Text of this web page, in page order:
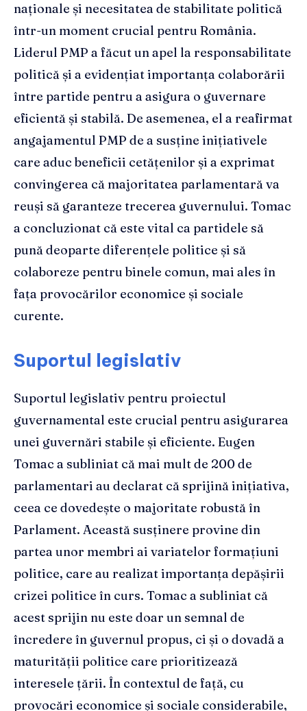
naționale și necesitatea de stabilitate politică
într-un moment crucial pentru România.
Liderul PMP a făcut un apel la responsabilitate
politică și a evidențiat importanța colaborării
între partide pentru a asigura o guvernare
eficientă și stabilă. De asemenea, el a reafirmat
angajamentul PMP de a susține inițiativele
care aduc beneficii cetățenilor și a exprimat
convingerea că majoritatea parlamentară va
reuși să garanteze trecerea guvernului. Tomac
a concluzionat că este vital ca partidele să
pună deoparte diferențele politice și să
colaboreze pentru binele comun, mai ales în
fața provocărilor economice și sociale
curente.
Suportul legislativ
Suportul legislativ pentru proiectul
guvernamental este crucial pentru asigurarea
unei guvernări stabile și eficiente. Eugen
Tomac a subliniat că mai mult de 200 de
parlamentari au declarat că sprijină inițiativa,
ceea ce dovedește o majoritate robustă în
Parlament. Această susținere provine din
partea unor membri ai variatelor formațiuni
politice, care au realizat importanța depășirii
crizei politice în curs. Tomac a subliniat că
acest sprijin nu este doar un semnal de
încredere în guvernul propus, ci și o dovadă a
maturității politice care prioritizează
interesele țării. În contextul de față, cu
provocări economice și sociale considerabile,